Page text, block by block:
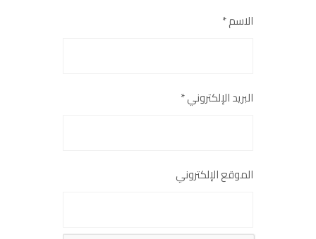
الاسم*
البريد الإلكتروني*
الموقع الإلكتروني